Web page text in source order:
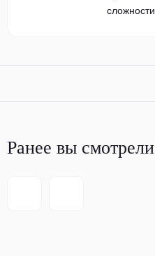
сложности
Ранее вы смотрели